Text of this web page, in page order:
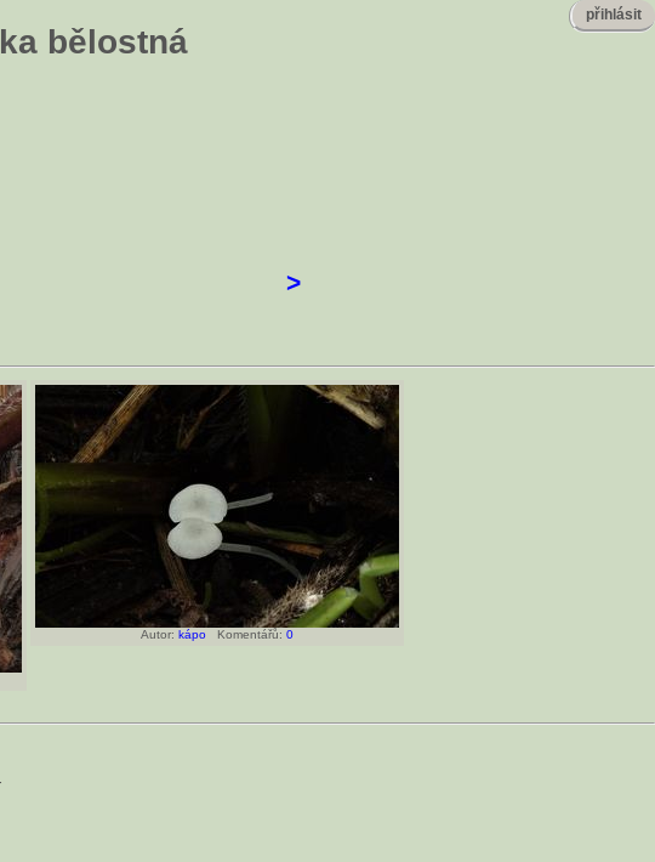
bělostná
přihlásit
>
Autor: kápo Komentářů: 0